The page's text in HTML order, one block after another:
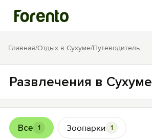
Войти
История просмотра
Добавить свой объект
Главная/Отдых в Сухуме/Путеводитель
Развлечения в Сухуме
Все 1 Зоопарки 1